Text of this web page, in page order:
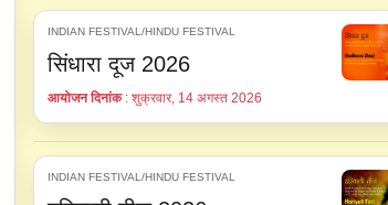
INDIAN FESTIVAL/HINDU FESTIVAL
सिंधारा दूज 2026
आयोजन दिनांक: शुक्रवार, 14 अगस्त 2026
INDIAN FESTIVAL/HINDU FESTIVAL